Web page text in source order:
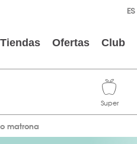
Tiendas Ofertas Club
matrona